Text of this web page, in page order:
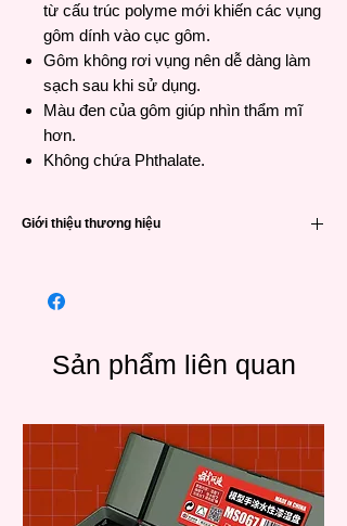
từ cấu trúc polyme mới khiến các vụng
gôm dính vào cục gôm.
Gôm không rơi vụng nên dễ dàng làm
sạch sau khi sử dụng.
Màu đen của gôm giúp nhìn thẩm mĩ
hơn.
Không chứa Phthalate.
Giới thiệu thương hiệu
phẩm của Nhật Bản. Công ty được thành
"Tombow" và kể từ đó đã phát triển thành
một doanh nghiệp quốc tế, có trụ sở tại
Thương hiệu chuyên sản xuất các loại bút
và gôm chất lượng cao.
Sản phẩm liên quan